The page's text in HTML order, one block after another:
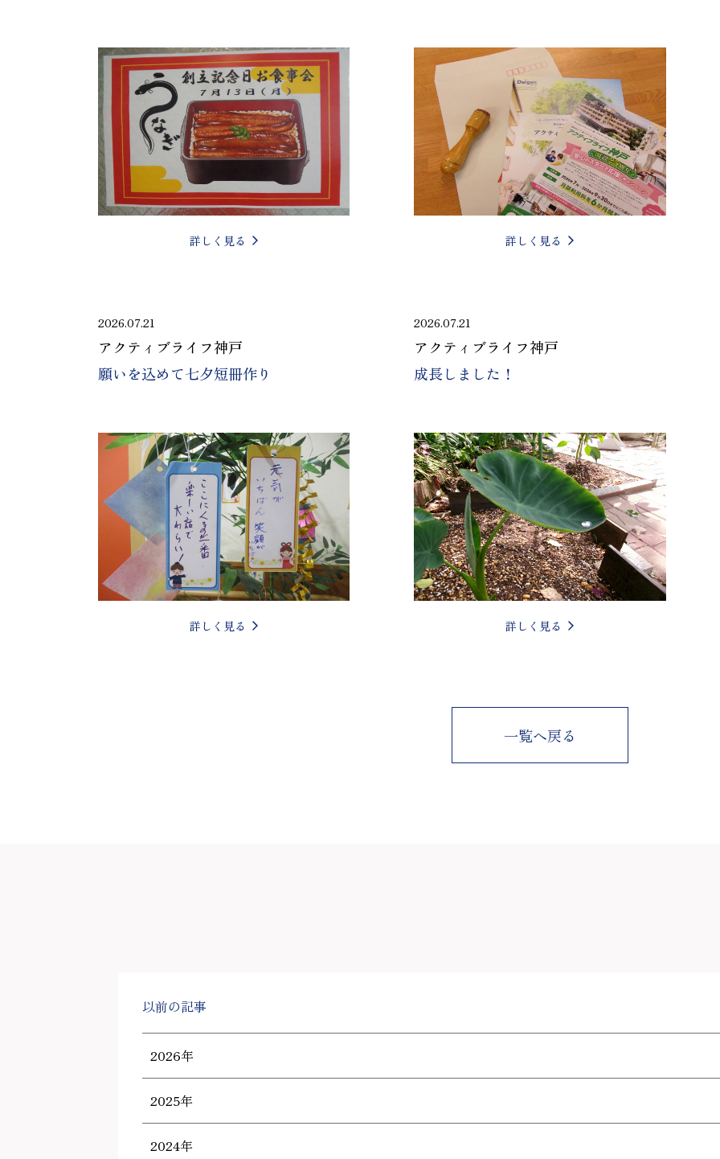
詳しく見る 詳しく見る
2026.07.21
アクティブライフ神戸
願いを込めて七夕短冊作り
詳しく見る
2026.07.21
アクティブライフ神戸
成長しました！
詳しく見る
一覧へ戻る
以前の記事
2026年
2025年
2024年